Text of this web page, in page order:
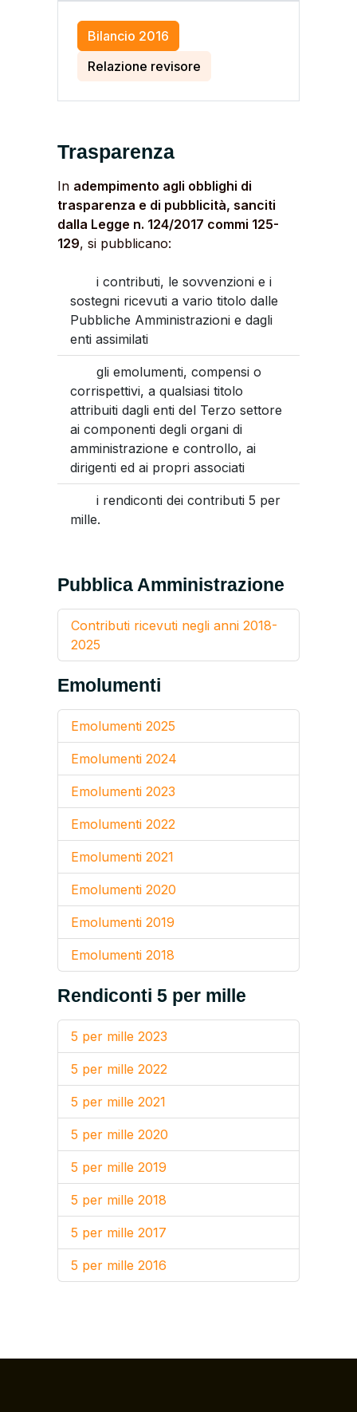
Bilancio 2016
Relazione revisore
Trasparenza
In adempimento agli obblighi di
trasparenza e di pubblicità, sanciti
dalla Legge n. 124/2017 commi 125-
129, si pubblicano:
i contributi, le sovvenzioni e i
sostegni ricevuti a vario titolo dalle
Pubbliche Amministrazioni e dagli
enti assimilati
gli emolumenti, compensi o
corrispettivi, a qualsiasi titolo
attribuiti dagli enti del Terzo settore
ai componenti degli organi di
amministrazione e controllo, ai
dirigenti ed ai propri associati
i rendiconti dei contributi 5 per
mille.
Pubblica Amministrazione
Contributi ricevuti negli anni 2018-
2025
Emolumenti
Emolumenti 2025
Emolumenti 2024
Emolumenti 2023
Emolumenti 2022
Emolumenti 2021
Emolumenti 2020
Emolumenti 2019
Emolumenti 2018
Rendiconti 5 per mille
5 per mille 2023
5 per mille 2022
5 per mille 2021
5 per mille 2020
5 per mille 2019
5 per mille 2018
5 per mille 2017
5 per mille 2016